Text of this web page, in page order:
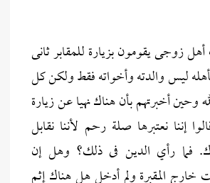
زوجى يقومون بزيارة للمقابر ثانى
ليس والدته وأخواته فقط ولكن كل
وحين أخبرتهم بأن هناك نهيا عن زيارة
إننا نعتبرها صلة رحم لأننا نقابل
فما رأي الدين فى ذلك؟ وهل إن
المقبرة ولم أدخل هل هناك إثم